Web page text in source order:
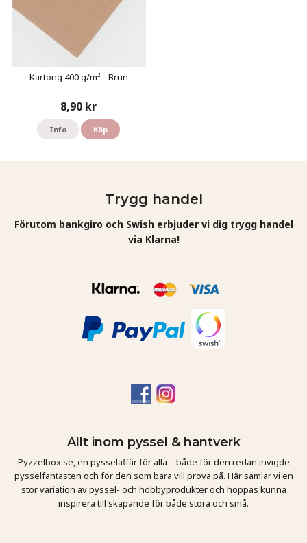
Kartong 400 g/m² - Brun
8,90 kr
Info Köp
Trygg handel
Förutom bankgiro och Swish erbjuder vi dig trygg handel
via Klarna!
Allt inom pyssel & hantverk
Pyzzelbox.se, en pysselaffär för alla – både för den redan invigde
pysselfantasten och för den som bara vill prova på. Här samlar vi en
stor variation av pyssel- och hobbyprodukter och hoppas kunna
inspirera till skapande för både stora och små.